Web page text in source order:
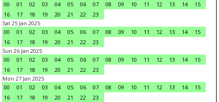
00
01 02 03 04 05 06 07 08 09 10 11 12 13 14
15
16
17 18 19 20 21 22
23
Sat 25 Jan 2025
00
01 02 03 04 05 06 07 08 09 10 11 12 13 14
15
16
17 18 19 20 21 22
23
Sun 26 Jan 2025
00
01 02 03 04 05 06 07 08 09 10 11 12 13 14
15
16
17 18 19 20 21 22
23
Mon 27 Jan 2025
00
01 02 03 04 05 06 07 08 09 10 11 12 13 14
15
16
17 18 19 20 21 22
23